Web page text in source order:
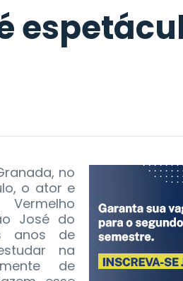
no
o ator e
José do
anos de
na
de